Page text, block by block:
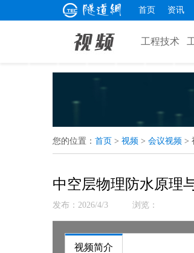
首页 资讯
工程技术
您的位置： 首页 > 视频 > 会议视频 >
中空层物理防水原理
发布：2026/4/3 浏览：
视频简介